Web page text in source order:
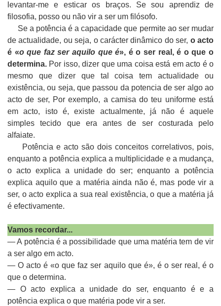
levantar-me e esticar os braços. Se sou aprendiz de
filosofia, posso ou não vir a ser um filósofo.
Se a potência é a capacidade que permite ao ser mudar
de actualidade, ou seja, o carácter dinâmico do ser, o acto
é «o que faz ser aquilo que é», é o ser real, é o que o
determina. Por isso, dizer que uma coisa está em acto é o
mesmo que dizer que tal coisa tem actualidade ou
existência, ou seja, que passou da potencia de ser algo ao
acto de ser, Por exemplo, a camisa do teu uniforme está
em acto, isto é, existe actualmente, já não é aquele
simples tecido que era antes de ser costurada pelo
alfaiate.
Potência e acto são dois conceitos correlativos, pois,
enquanto a potência explica a multiplicidade e a mudança,
o acto explica a unidade do ser; enquanto a potência
explica aquilo que a matéria ainda não é, mas pode vir a
ser, o acto explica a sua real existência, o que a matéria já
é efectivamente.
Vamos recordar...
— A potência é a possibilidade que uma matéria tem de vir
a ser algo em acto.
— O acto é «o que faz ser aquilo que é», é o ser real, é o
que o determina.
— O acto explica a unidade do ser, enquanto é e a
potência explica o que matéria pode vir a ser.